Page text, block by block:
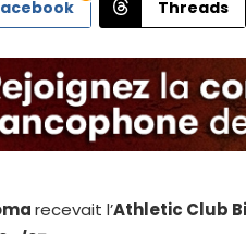
Threads
recevait l’Athletic Club